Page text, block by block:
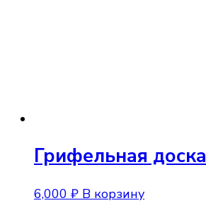
Грифельная доска
6,000 ₽ В корзину